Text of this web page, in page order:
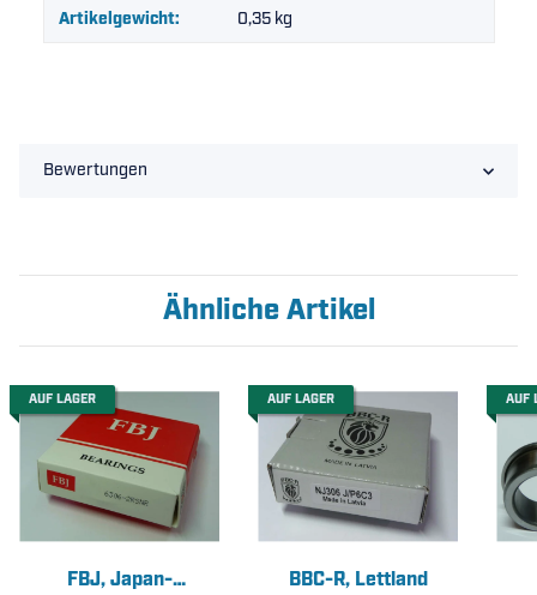
Artikelgewicht: 0,35 kg
Bewertungen
Ähnliche Artikel
AUF LAGER
FBJ, Japan-
AUF LAGER
BBC-R, Lettland
AUF